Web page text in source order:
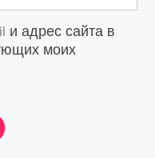
и адрес сайта в
моих